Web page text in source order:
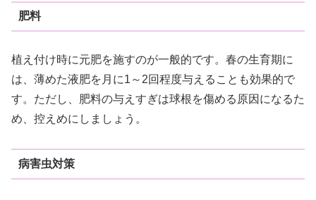
肥料
植え付け時に元肥を施すのが一般的です。春の生育期に
は、薄めた液肥を月に1～2回程度与えることも効果的で
す。ただし、肥料の与えすぎは球根を傷める原因になるた
め、控えめにしましょう。
病害虫対策